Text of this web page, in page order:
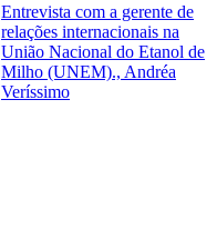
Entrevista com a gerente de
relações internacionais na
União Nacional do Etanol de
Milho (UNEM)., Andréa
Veríssimo